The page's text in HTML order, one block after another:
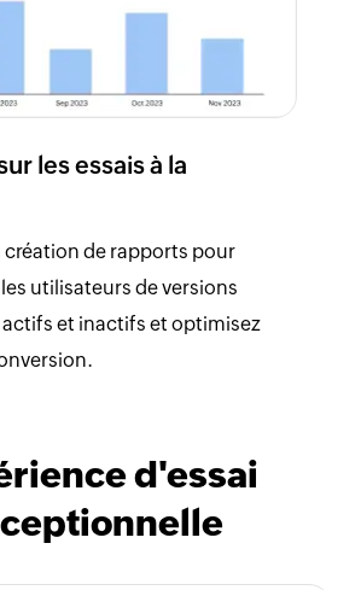
les essais à la
création de rapports pour
utilisateurs de versions
et inactifs et optimisez
d'essai